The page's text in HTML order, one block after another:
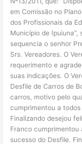
em Comissão no
dos Profissionais da
Município de
sequencia o senhor
Srs. Vereadores. O
requerimento e
suas indicações. O
Desfile de Carros de
carros, motivo pelo
cumprimentou a
Finalizando desejou
Franco
sucesso do Desfile.